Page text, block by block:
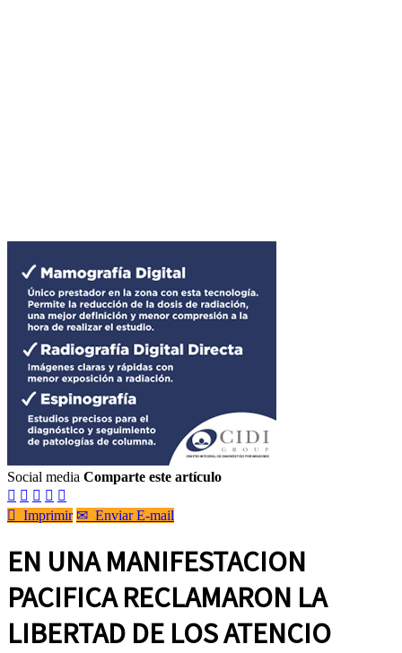
Social media Comparte este artículo
    
 Imprimir ✉ Enviar E-mail
EN UNA MANIFESTACION
PACIFICA RECLAMARON LA
LIBERTAD DE LOS ATENCIO